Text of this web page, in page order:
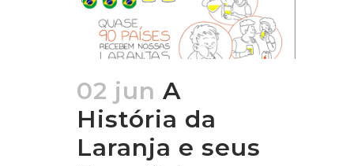
02 jun A
História da
Laranja e seus